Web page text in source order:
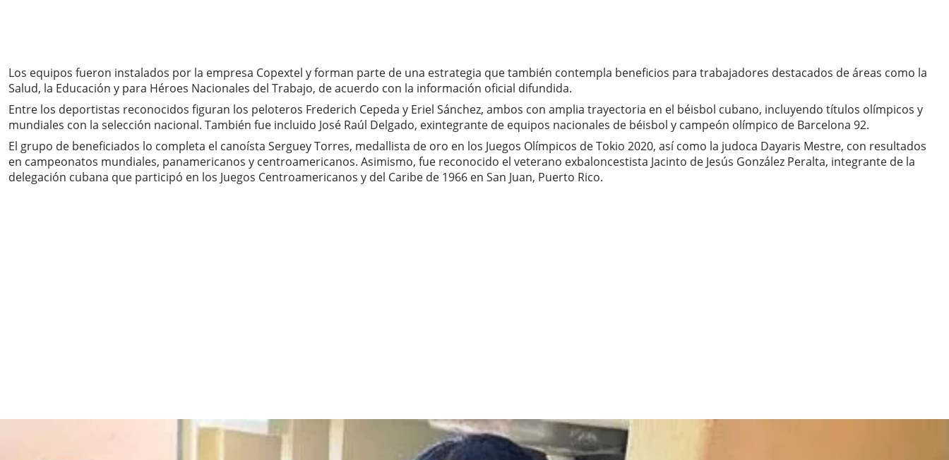
Los equipos fueron instalados por la empresa Copextel y forman parte de una estrategia que también contempla beneficios para trabajadores destacados de áreas como la
Salud, la Educación y para Héroes Nacionales del Trabajo, de acuerdo con la información oficial difundida.
Entre los deportistas reconocidos figuran los peloteros Frederich Cepeda y Eriel Sánchez, ambos con amplia trayectoria en el béisbol cubano, incluyendo títulos olímpicos y
mundiales con la selección nacional. También fue incluido José Raúl Delgado, exintegrante de equipos nacionales de béisbol y campeón olímpico de Barcelona 92.
El grupo de beneficiados lo completa el canoísta Serguey Torres, medallista de oro en los Juegos Olímpicos de Tokio 2020, así como la judoca Dayaris Mestre, con resultados
en campeonatos mundiales, panamericanos y centroamericanos. Asimismo, fue reconocido el veterano exbaloncestista Jacinto de Jesús González Peralta, integrante de la
delegación cubana que participó en los Juegos Centroamericanos y del Caribe de 1966 en San Juan, Puerto Rico.